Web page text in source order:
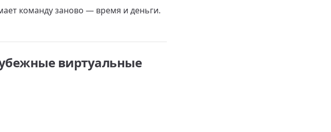
команду заново — время и деньги.
виртуальные